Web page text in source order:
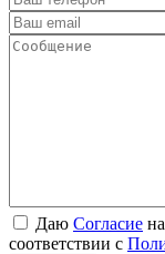
Даю Согласие
соответствии с